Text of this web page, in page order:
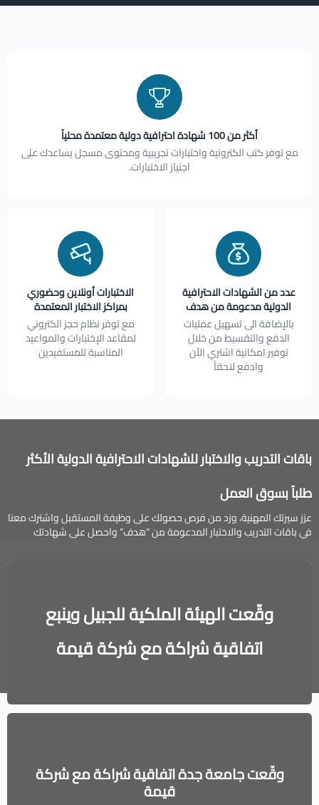
أكثر من 100 شهادة احترافية دولية معتمدة محلياً
مع توفر كتب الكترونية واختبارات تجريبية ومحتوى مسجل يساعدك على
اجتياز الاختبارات.
عدد من الشهادات الاحترافية
الدولية مدعومة من هدف
بالإضافة الى تسهيل عمليات
الدفع والتقسيط من خلال
توفير امكانية اشتري الأن
وادفع لاحقاً
الاختبارات أونلاين وحضوري
بمراكز الاختبار المعتمدة
مع توفر نظام حجز الكتروني
لمقاعد الإختبارات والمواعيد
المناسبة للمستفيدين
باقات التدريب والاختبار للشهادات الاحترافية الدولية الأكثر
طلباً بسوق العمل
عزز سيرتك المهنية، وزد من فرص حصولك على وظيفة المستقبل واشترك معنا
في باقات التدريب والاختبار المدعومة من “هدف” واحصل على شهادتك
وقّعت الهيئة الملكية للجبيل وينبع
اتفاقية شراكة مع شركة قيمة
وقّعت جامعة جدة اتفاقية شراكة مع شركة
قيمة